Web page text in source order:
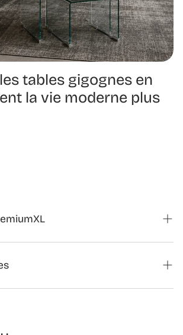
tables gigognes en
la vie moderne plus
partenariats